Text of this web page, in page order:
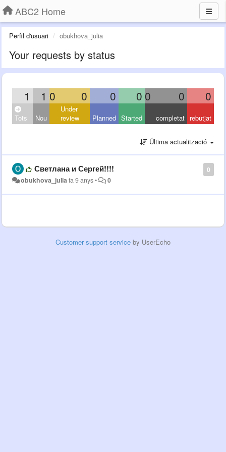
ABC2 Home
Perfil d'usuari obukhova_julia
Your requests by status
1 1 0 0 0 0 0 0 0
Tots Nou
Under
review
Planned Started completat rebutjat
Última actualització
0
Светлана и Сергей!!!!
obukhova_juliafa 9 anys• 0
Customer support service by UserEcho